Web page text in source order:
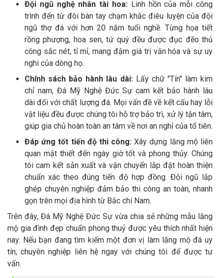
Đội ngũ nghệ nhân tài hoa: Linh hồn của mỗi công
trình đến từ đôi bàn tay chạm khắc điêu luyện của đội
ngũ thợ đá với hơn 20 năm tuổi nghề. Từng họa tiết
rồng phượng, hoa sen, tứ quý đều được đục đẽo thủ
công sắc nét, tỉ mỉ, mang đậm giá trị văn hóa và sự uy
nghi của dòng họ.
Chính sách bảo hành lâu dài:Lấy chữ "Tín" làm kim
chỉ nam, Đá Mỹ Nghệ Đức Sự cam kết bảo hành lâu
dài đối với chất lượng đá. Mọi vấn đề về kết cấu hay lỗi
vật liệu đều được chúng tôi hỗ trợ bảo trì, xử lý tận tâm,
giúp gia chủ hoàn toàn an tâm về nơi an nghỉ của tổ tiên.
Đáp ứng tốt tiến độ thi công:Xây dựng lăng mộ liên
quan mật thiết đến ngày giờ tốt và phong thủy. Chúng
tôi cam kết sản xuất và vận chuyển lắp đặt hoàn thiện
chuẩn xác theo đúng tiến độ hợp đồng. Đội ngũ lắp
ghép chuyên nghiệp đảm bảo thi công an toàn, nhanh
gọn trên mọi địa hình từ Bắc chí Nam.
Trên đây, Đá Mỹ Nghệ Đức Sự vừa chia sẻ những mẫu lăng
mộ gia đình đẹp chuẩn phong thuỷ được yêu thích nhất hiện
nay. Nếu bạn đang tìm kiếm một đơn vị làm lăng mộ đá uy
tín, chuyên nghiệp liên hệ ngay với chúng tôi để được tư
vấn.